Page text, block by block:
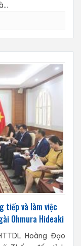
tiếp và làm việc
Ohmura Hideaki
Hoàng Đạo